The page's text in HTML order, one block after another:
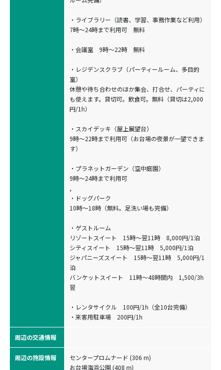
・ライブラリー（読書、学習、事務作業など利用）
7時〜24時まで利用可 無料
・会議室 9時〜22時 無料
・レジデンスクラブ（パーティールーム、多目的
室）
休憩や待ち合わせのほか集会、打合せ、パーティに
も使えます。貸切可。飲食可。無料（貸切は2,000
円/1h）
・スカイデッキ（屋上展望台）
9時〜22時まで利用可（お台場の夜景が一望できま
す）
・プラネットガーデン（空中庭園）
9時〜24時まで利用可
,
・ドッグパーク
10時〜18時（無料。足洗い場も完備）
・ゲストルーム
リゾートスイート 15時〜翌11時 8,000円/1泊
シティスイート 15時〜翌11時 5,000円/1泊
ジャパニーズスイート 15時〜翌11時 5,000円/1
泊
バンケットスイート 11時〜48時間内 1,500/3h
翌
・レンタサイクル 100円/1h（全10台完備）
・来客用駐車場 200円/1h
周辺の交通情報
周辺の施設情報
センタープロムナード (306 m)
お台場海浜公園 (408 m)